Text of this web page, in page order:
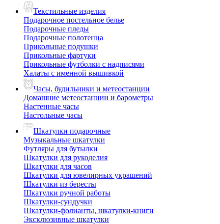
Текстильные изделия
Подарочное постельное белье
Подарочные пледы
Подарочные полотенца
Прикольные подушки
Прикольные фартуки
Прикольные футболки с надписями
Халаты с именной вышивкой
Часы, будильники и метеостанции
Домашние метеостанции и барометры
Настенные часы
Настольные часы
Шкатулки подарочные
Музыкальные шкатулки
Футляры для бутылки
Шкатулки для рукоделия
Шкатулки для часов
Шкатулки для ювелирных украшений
Шкатулки из бересты
Шкатулки ручной работы
Шкатулки-сундучки
Шкатулки-фолианты, шкатулки-книги
Эксклюзивные шкатулки